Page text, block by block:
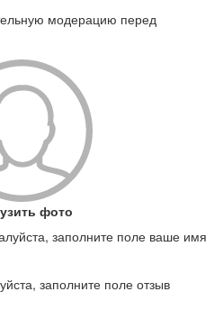
модерацию перед
фото
заполните поле ваше имя
заполните поле отзыв